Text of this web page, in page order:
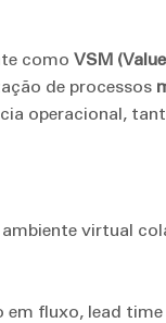
como VSM
de processos
operacional,
virtual
fluxo, lead time